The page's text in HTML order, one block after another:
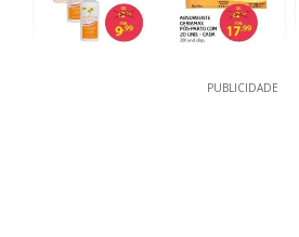
PUBLICIDADE